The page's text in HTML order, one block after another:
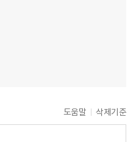
도움말 삭제기준